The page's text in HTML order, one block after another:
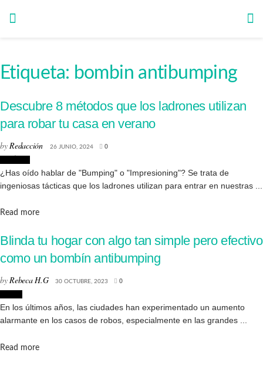
Etiqueta: bombin antibumping
Descubre 8 métodos que los ladrones utilizan
para robar tu casa en verano
byRedacción 26 JUNIO, 2024 0
¿Has oído hablar de "Bumping" o "Impresioning"? Se trata de
ingeniosas tácticas que los ladrones utilizan para entrar en nuestras ...
Read moreDetails
Blinda tu hogar con algo tan simple pero efectivo
como un bombín antibumping
byRebeca H.G 30 OCTUBRE, 2023 0
En los últimos años, las ciudades han experimentado un aumento
alarmante en los casos de robos, especialmente en las grandes ...
Read moreDetails